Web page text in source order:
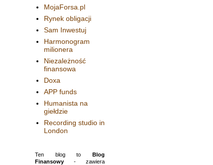
MojaForsa.pl
Rynek obligacji
Sam Inwestuj
Harmonogram
milionera
Niezależność
finansowa
Doxa
APP funds
Humanista na
giełdzie
Recording studio in
London
Ten blog to Blog
Finansowy - zawiera